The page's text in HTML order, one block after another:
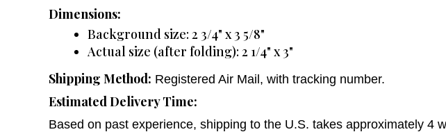
Dimensions:
Background size: 2 3/4" x 3 5/8"
Actual size (after folding): 2 1/4" x 3"
Shipping Method: Registered Air Mail, with tracking number.
Estimated Delivery Time:
Based on past experience, shipping to the U.S. takes approximately 4